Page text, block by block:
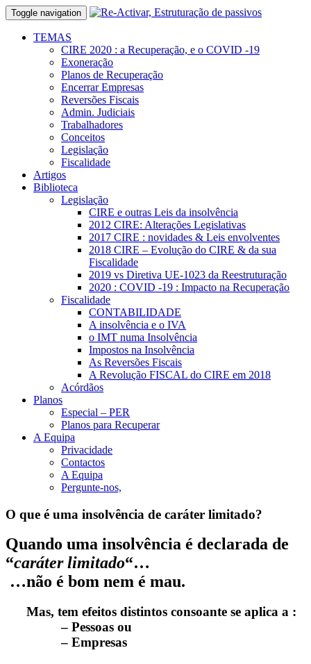
Toggle navigation
TEMAS
CIRE 2020 : a Recuperação, e o COVID -19
Exoneração
Planos de Recuperação
Encerrar Empresas
Reversões Fiscais
Admin. Judiciais
Trabalhadores
Conceitos
Legislação
Fiscalidade
Artigos
Biblioteca
Legislação
CIRE e outras Leis da insolvência
2012 CIRE: Alterações Legislativas
2017 CIRE : novidades & Leis envolventes
2018 CIRE – Evolução do CIRE & da sua
Fiscalidade
2019 vs Diretiva UE-1023 da Reestruturação
2020 : COVID -19 : Impacto na Recuperação
Fiscalidade
CONTABILIDADE
A insolvência e o IVA
o IMT numa Insolvência
Impostos na Insolvência
As Reversões Fiscais
A Revolução FISCAL do CIRE em 2018
Acórdãos
Planos
Especial – PER
Planos para Recuperar
A Equipa
Privacidade
Contactos
A Equipa
Pergunte-nos,
O que é uma insolvência de caráter limitado?
Quando uma insolvência é declarada de
“caráter limitado“…
…não é bom nem é mau.
Mas, tem efeitos distintos consoante se aplica a :
– Pessoas ou
– Empresas